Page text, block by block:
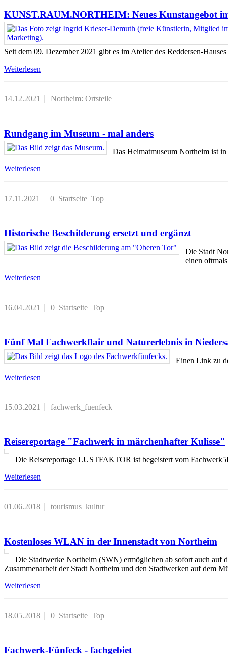
KUNST.RAUM.NORTHEIM: Neues Kunstangebot
Seit dem 09. Dezember 2021 gibt es im Atelier des Reddersen-
Weiterlesen
14.12.2021 Northeim: Ortsteile
Rundgang im Museum - mal anders
Das Heimatmuseum Northeim ist
Weiterlesen
17.11.2021 0_Startseite_Top
Historische Beschilderung ersetzt und ergänzt
Die Stadt
einen
Weiterlesen
16.04.2021 0_Startseite_Top
Fünf Mal Fachwerkflair und Naturerlebnis in
Einen Link zu
Weiterlesen
15.03.2021 fachwerk_fuenfeck
Reisereportage "Fachwerk in märchenhafter Kulisse"
Die Reisereportage LUSTFAKTOR ist begeistert vom
Weiterlesen
01.06.2018 tourismus_kultur
Kostenloses WLAN in der Innenstadt von Northeim
Die Stadtwerke Northeim (SWN) ermöglichen ab sofort auch
Zusammenarbeit der Stadt Northeim und den Stadtwerken auf dem
Weiterlesen
18.05.2018 0_Startseite_Top
Fachwerk-Fünfeck - fachgebiet